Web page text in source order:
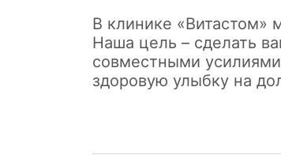
В клинике «Витастом»
Наша цель – сделать
совместными
здоровую улыбку на